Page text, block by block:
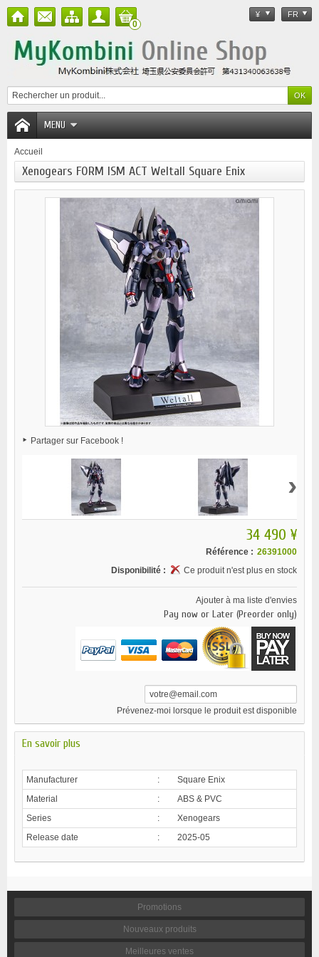
¥ FR
0
MENU
Accueil
Xenogears FORM ISM ACT Weltall Square Enix
Partager sur Facebook !
›
34 490 ¥
Référence : 26391000
Disponibilité :
Ce produit n'est plus en stock
Ajouter à ma liste d'envies
Pay now or Later (Preorder only)
Prévenez-moi lorsque le produit est disponible
En savoir plus
Manufacturer :
Square Enix
Material
:
ABS & PVC
Series
:
Xenogears
Release date
: 2025-05
Promotions
Nouveaux produits
Meilleures ventes